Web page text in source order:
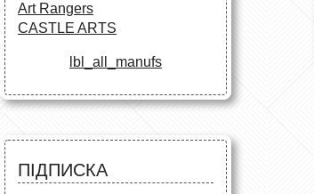
Art Rangers
CASTLE ARTS
lbl_all_manufs
ПІДПИСКА